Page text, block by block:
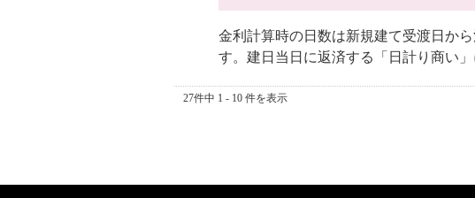
金利計算時の日数は新規建て受渡日か
す。建日当日に返済する「日計り商い
27件中 1 - 10 件を表示